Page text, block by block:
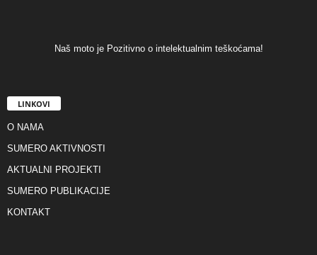
Naš moto je Pozitivno o intelektualnim teškoćama!
LINKOVI
O NAMA
SUMERO AKTIVNOSTI
AKTUALNI PROJEKTI
SUMERO PUBLIKACIJE
KONTAKT